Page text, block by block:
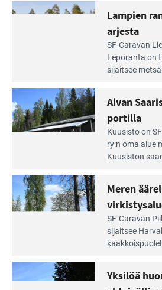
rannalla
pääsee
irti
arjesta
Lampien
arjesta
SF-Caravan
Leporanta on
sijaitsee
tarjoaa
maisemat ja
Lue
Saariston
Rengastien
portilla
Aivan
portilla
Kuusisto on
ry:n oma alue
Kuusiston
äärellä
ja
Meren
SF-Caravan
sijait­see
Yksilöä